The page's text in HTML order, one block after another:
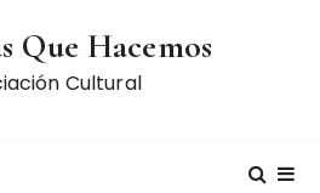
Que Hacemos
Cultural